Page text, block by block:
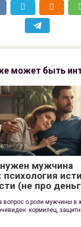
может быть
мужчина
(не про
вопрос о роли мужчины в
кормилец,